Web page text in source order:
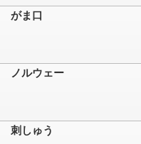
がま口
ノルウェー
刺しゅう